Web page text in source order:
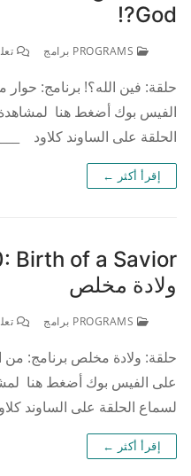
God?!
حلقة: فين الله؟! برنامج:
الفيس بوك أضغط هنا
الحلقة على الساوند كلاود
إقرأ أكثر ←
ولادة مخلص
حلقة: ولادة مخلص برنامج: من
على الفيس بوك أضغط هنا
لسماع الحلقة على الساوند
إقرأ أكثر ←